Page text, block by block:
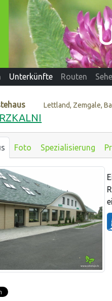
Unterkünfte Routen
Lettland, Zemgale,
Foto Spezialisierung